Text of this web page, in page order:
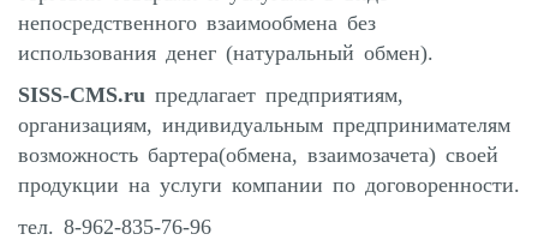
непосредственного взаимообмена без
использования денег (натуральный обмен).
SISS-CMS.ru предлагает предприятиям,
организациям, индивидуальным предпринимателям
возможность бартера(обмена, взаимозачета) своей
продукции на услуги компании по договоренности.
тел. 8-962-835-76-96